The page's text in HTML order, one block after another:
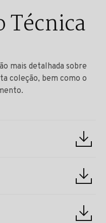
mais detalhada sobre
coleção, bem como o